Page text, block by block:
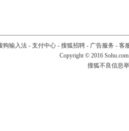
狗输入法- 支付中心- 搜狐招聘- 广告服务 - 客
Copyright © 2016
搜狐不良信息